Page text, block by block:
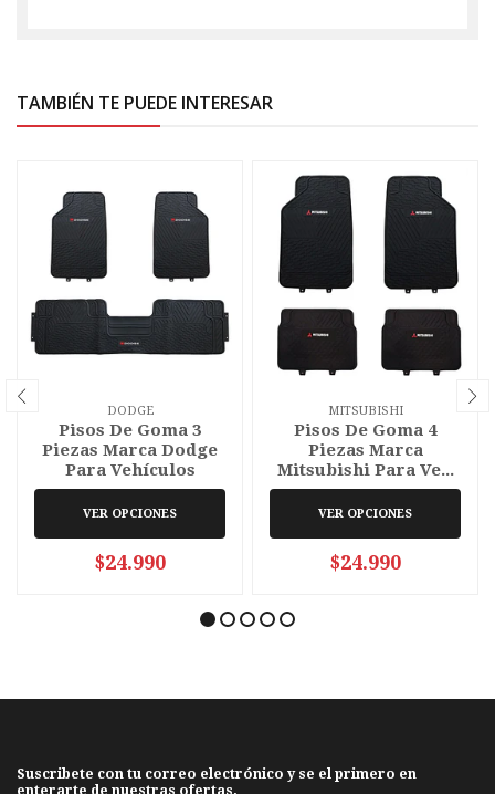
TAMBIÉN TE PUEDE INTERESAR
DODGE
Pisos De Goma 3
Piezas Marca Dodge
Para Vehículos
VER OPCIONES
$24.990
MITSUBISHI
Pisos De Goma 4
Piezas Marca
Mitsubishi Para Ve...
VER OPCIONES
$24.990
Suscribete con tu correo electrónico y se el primero en
enterarte de nuestras ofertas.